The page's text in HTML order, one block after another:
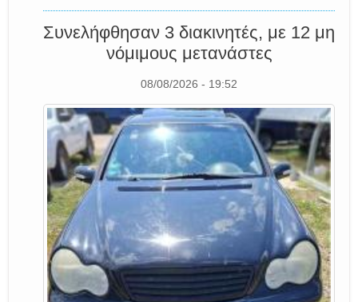
Συνελήφθησαν 3 διακινητές, με 12 μη
νόμιμους μετανάστες
08/08/2026 - 19:52